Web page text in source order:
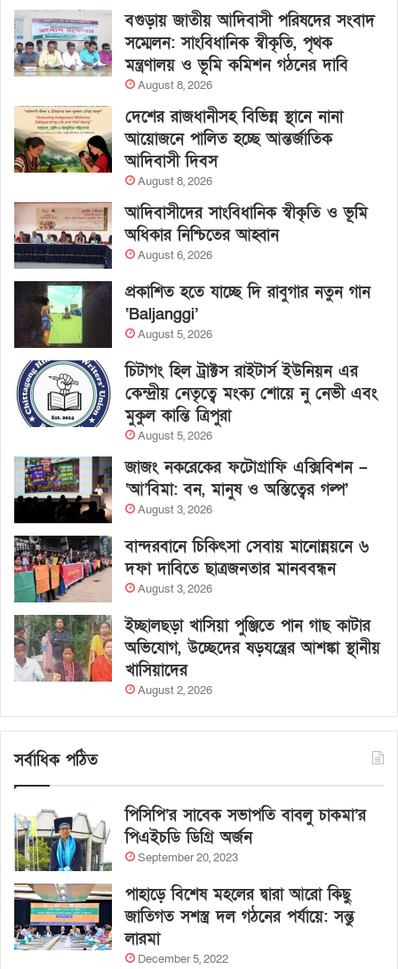
বগুড়ায় জাতীয় আদিবাসী পরিষদের সংবাদ
সম্মেলন: সাংবিধানিক স্বীকৃতি, পৃথক
মন্ত্রণালয় ও ভূমি কমিশন গঠনের দাবি
August 8, 2026
দেশের রাজধানীসহ বিভিন্ন স্থানে নানা
আয়োজনে পালিত হচ্ছে আন্তর্জাতিক
আদিবাসী দিবস
August 8, 2026
আদিবাসীদের সাংবিধানিক স্বীকৃতি ও ভূমি
অধিকার নিশ্চিতের আহ্বান
August 6, 2026
প্রকাশিত হতে যাচ্ছে দি রাবুগার নতুন গান
‘Baljanggi’
August 5, 2026
চিটাগং হিল ট্রাক্টস রাইটার্স ইউনিয়ন এর
কেন্দ্রীয় নেতৃত্বে মংক্য শোয়ে নু নেভী এবং
মুকুল কান্তি ত্রিপুরা
August 5, 2026
জাজং নকরেকের ফটোগ্রাফি এক্সিবিশন –
‘আ’বিমা: বন, মানুষ ও অস্তিত্বের গল্প’
August 3, 2026
বান্দরবানে চিকিৎসা সেবায় মানোন্নয়নে ৬
দফা দাবিতে ছাত্রজনতার মানববন্ধন
August 3, 2026
ইচ্ছালছড়া খাসিয়া পুঞ্জিতে পান গাছ কাটার
অভিযোগ, উচ্ছেদের ষড়যন্ত্রের আশঙ্কা স্থানীয়
খাসিয়াদের
August 2, 2026
সর্বাধিক পঠিত
পিসিপি’র সাবেক সভাপতি বাবলু চাকমা’র
পিএইচডি ডিগ্রি অর্জন
September 20, 2023
পাহাড়ে বিশেষ মহলের দ্বারা আরো কিছু
জাতিগত সশস্ত্র দল গঠনের পর্যায়ে: সন্তু
লারমা
December 5, 2022